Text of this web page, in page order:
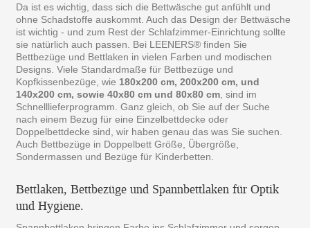
Da ist es wichtig, dass sich die Bettwäsche gut anfühlt und
ohne Schadstoffe auskommt. Auch das Design der Bettwäsche
ist wichtig - und zum Rest der Schlafzimmer-Einrichtung sollte
sie natürlich auch passen. Bei LEENERS® finden Sie
Bettbezüge und Bettlaken in vielen Farben und modischen
Designs. Viele Standardmaße für Bettbezüge und
Kopfkissenbezüge, wie 180x200 cm, 200x200 cm, und
140x200 cm, sowie 40x80 cm und 80x80 cm , sind im
Schnelllieferprogramm. Ganz gleich, ob Sie auf der Suche
nach einem Bezug für eine Einzelbettdecke oder
Doppelbettdecke sind, wir haben genau das was Sie suchen.
Auch Bettbezüge in Doppelbett Größe, Übergröße,
Sondermassen und Bezüge für Kinderbetten.
Bettlaken, Bettbezüge und Spannbettlaken für Optik
und Hygiene.